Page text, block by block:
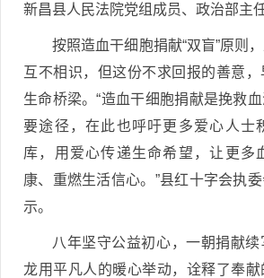
新昌县人民法院党组成员、政治部主
按照造血干细胞捐献“双盲”原则
互不相识，但这份不求回报的善意
生命桥梁。“造血干细胞捐献是挽救
要途径，在此也呼吁更多爱心人士
库，用爱心传递生命希望，让更多
康、重燃生活信心。”县红十字会执
示。
八年坚守公益初心，一朝捐献
龙用平凡人的暖心举动，诠释了奉